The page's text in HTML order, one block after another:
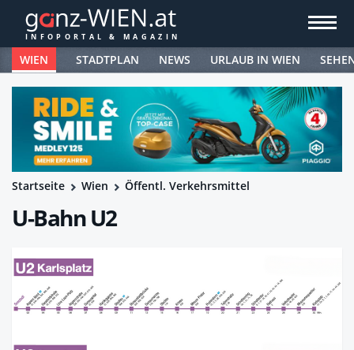
WIEN STADTPLAN NEWS URLAUB IN WIEN
Startseite Wien Öffentl. Verkehrsmittel
U-Bahn U2